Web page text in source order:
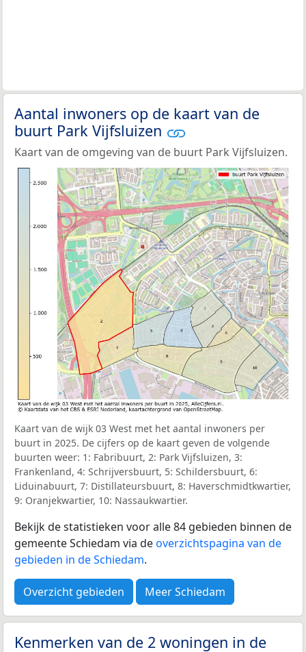
Aantal inwoners op de kaart van de
buurt Park Vijfsluizen
Kaart van de omgeving van de buurt Park Vijfsluizen.
Kaart van de wijk 03 West met het aantal inwoners per
buurt in 2025. De cijfers op de kaart geven de volgende
buurten weer: 1: Fabribuurt, 2: Park Vijfsluizen, 3:
Frankenland, 4: Schrijversbuurt, 5: Schildersbuurt, 6:
Liduinabuurt, 7: Distillateursbuurt, 8: Haverschmidtkwartier,
9: Oranjekwartier, 10: Nassaukwartier.
Bekijk de statistieken voor alle 84 gebieden binnen de
gemeente Schiedam via deoverzichtspagina van de
gebieden in de Schiedam.
Overzicht gebieden Meer Schiedam
Kenmerken van de 2 woningen in de